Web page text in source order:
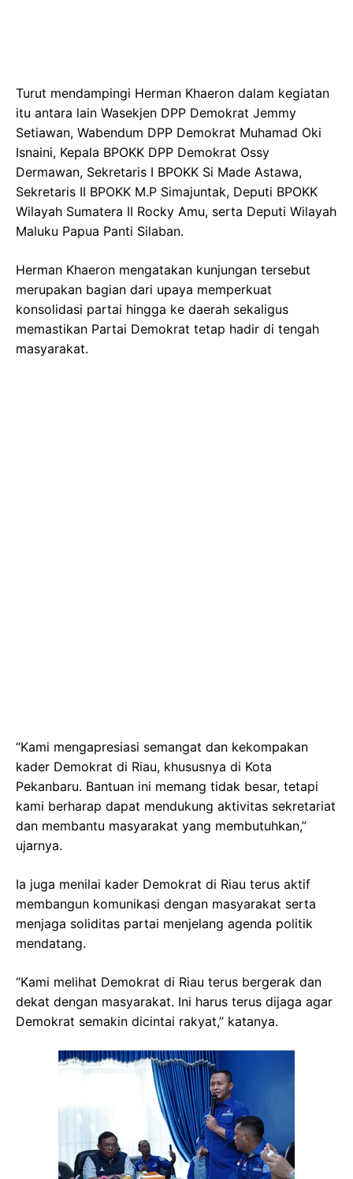
Turut mendampingi Herman Khaeron dalam kegiatan
itu antara lain Wasekjen DPP Demokrat Jemmy
Setiawan, Wabendum DPP Demokrat Muhamad Oki
Isnaini, Kepala BPOKK DPP Demokrat Ossy
Dermawan, Sekretaris I BPOKK Si Made Astawa,
Sekretaris II BPOKK M.P Simajuntak, Deputi BPOKK
Wilayah Sumatera II Rocky Amu, serta Deputi Wilayah
Maluku Papua Panti Silaban.
Herman Khaeron mengatakan kunjungan tersebut
merupakan bagian dari upaya memperkuat
konsolidasi partai hingga ke daerah sekaligus
memastikan Partai Demokrat tetap hadir di tengah
masyarakat.
“Kami mengapresiasi semangat dan kekompakan
kader Demokrat di Riau, khususnya di Kota
Pekanbaru. Bantuan ini memang tidak besar, tetapi
kami berharap dapat mendukung aktivitas sekretariat
dan membantu masyarakat yang membutuhkan,”
ujarnya.
Ia juga menilai kader Demokrat di Riau terus aktif
membangun komunikasi dengan masyarakat serta
menjaga soliditas partai menjelang agenda politik
mendatang.
“Kami melihat Demokrat di Riau terus bergerak dan
dekat dengan masyarakat. Ini harus terus dijaga agar
Demokrat semakin dicintai rakyat,” katanya.